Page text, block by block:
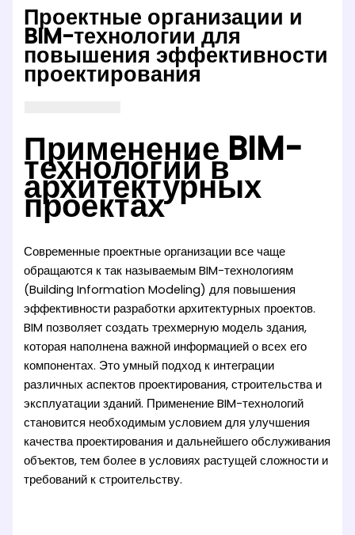
Проектные организации и
BIM-технологии для
повышения эффективности
проектирования
Применение BIM-
технологий в
архитектурных
проектах
Современные проектные организации все чаще
обращаются к так называемым BIM-технологиям
(Building Information Modeling) для повышения
эффективности разработки архитектурных проектов.
BIM позволяет создать трехмерную модель здания,
которая наполнена важной информацией о всех его
компонентах. Это умный подход к интеграции
различных аспектов проектирования, строительства и
эксплуатации зданий. Применение BIM-технологий
становится необходимым условием для улучшения
качества проектирования и дальнейшего обслуживания
объектов, тем более в условиях растущей сложности и
требований к строительству.